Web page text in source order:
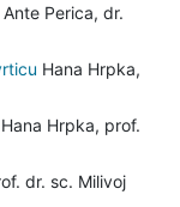
Ante Perica, dr.
Hana Hrpka,
Hana Hrpka, prof.
dr. sc. Milivoj